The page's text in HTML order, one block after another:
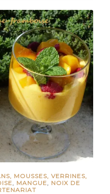
MOUSSES, VERRINES,
, MANGUE, NOIX DE